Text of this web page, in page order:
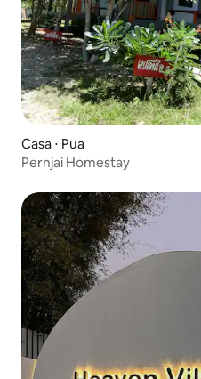
Casa ⋅ Pua
Pernjai Homestay